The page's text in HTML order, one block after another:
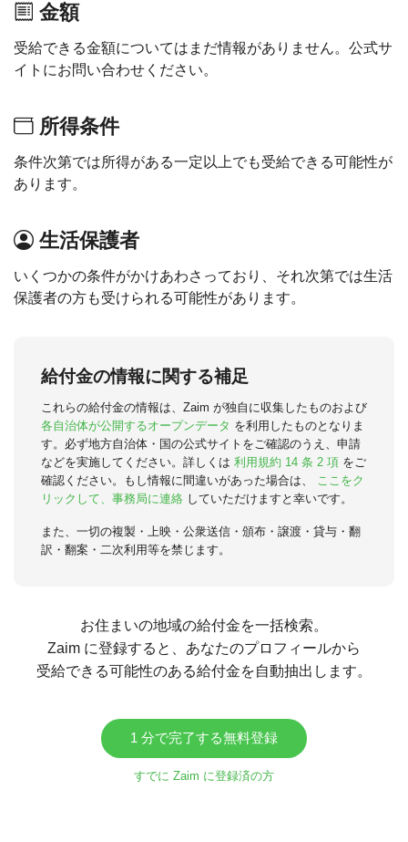
金額
受給できる金額についてはまだ情報がありません。公式サ
イトにお問い合わせください。
所得条件
条件次第では所得がある一定以上でも受給できる可能性が
あります。
生活保護者
いくつかの条件がかけあわさっており、それ次第では生活
保護者の方も受けられる可能性があります。
給付金の情報に関する補足
これらの給付金の情報は、Zaim が独自に収集したものおよび
各自治体が公開するオープンデータ を利用したものとなりま
す。必ず地方自治体・国の公式サイトをご確認のうえ、申請
などを実施してください。詳しくは 利用規約 14 条 2 項 をご
確認ください。もし情報に間違いがあった場合は、
ここをク
リックして、事務局に連絡 していただけますと幸いです。
また、一切の複製・上映・公衆送信・頒布・譲渡・貸与・翻
訳・翻案・二次利用等を禁じます。
お住まいの地域の給付金を一括検索。
Zaim に登録すると、あなたのプロフィールから
受給できる可能性のある給付金を自動抽出します。
1 分で完了する無料登録
すでに Zaim に登録済の方